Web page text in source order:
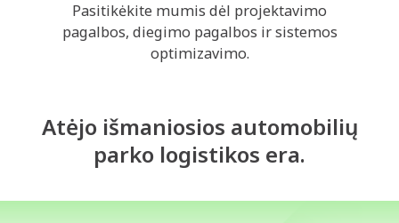
Pasitikėkite mumis dėl projektavimo
pagalbos, diegimo pagalbos ir sistemos
optimizavimo.
Atėjo išmaniosios automobilių
parko logistikos era.